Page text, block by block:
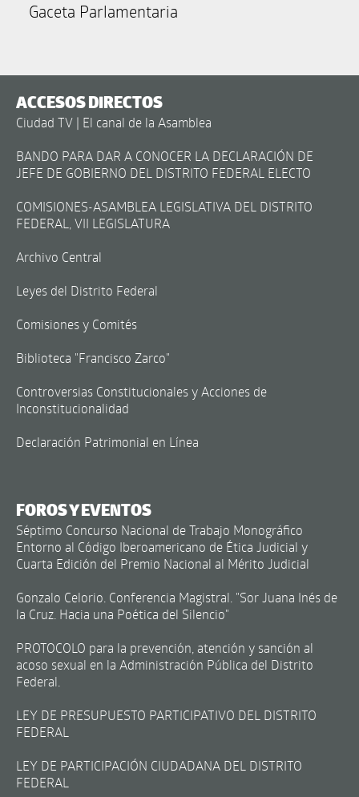
Gaceta Parlamentaria
ACCESOS DIRECTOS
Ciudad TV | El canal de la Asamblea
BANDO PARA DAR A CONOCER LA DECLARACIÓN DE
JEFE DE GOBIERNO DEL DISTRITO FEDERAL ELECTO
COMISIONES-ASAMBLEA LEGISLATIVA DEL DISTRITO
FEDERAL, VII LEGISLATURA
Archivo Central
Leyes del Distrito Federal
Comisiones y Comités
Biblioteca "Francisco Zarco"
Controversias Constitucionales y Acciones de
Inconstitucionalidad
Declaración Patrimonial en Línea
FOROS Y EVENTOS
Séptimo Concurso Nacional de Trabajo Monográfico
Entorno al Código Iberoamericano de Ética Judicial y
Cuarta Edición del Premio Nacional al Mérito Judicial
Gonzalo Celorio. Conferencia Magistral. "Sor Juana Inés de
la Cruz. Hacia una Poética del Silencio"
PROTOCOLO para la prevención, atención y sanción al
acoso sexual en la Administración Pública del Distrito
Federal.
LEY DE PRESUPUESTO PARTICIPATIVO DEL DISTRITO
FEDERAL
LEY DE PARTICIPACIÓN CIUDADANA DEL DISTRITO
FEDERAL